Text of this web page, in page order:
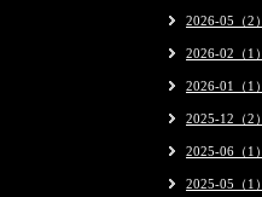
2026-05（2）
2026-02（1）
2026-01（1）
2025-12（2）
2025-06（1）
2025-05（1）